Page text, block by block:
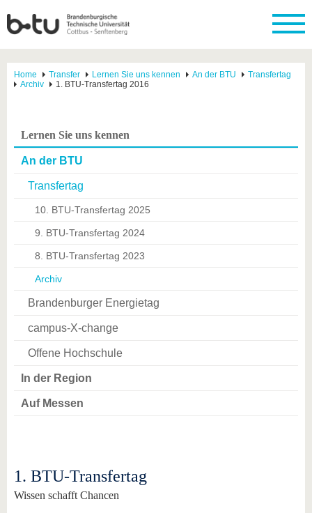
Home Transfer Lernen Sie uns kennen An der BTU
Transfertag
Archiv
1. BTU-Transfertag 2016
Lernen Sie uns kennen
An der BTU
Transfertag
10. BTU-Transfertag 2025
9. BTU-Transfertag 2024
8. BTU-Transfertag 2023
Archiv
Brandenburger Energietag
campus-X-change
Offene Hochschule
In der Region
Auf Messen
1. BTU-Transfertag
Wissen schafft Chancen